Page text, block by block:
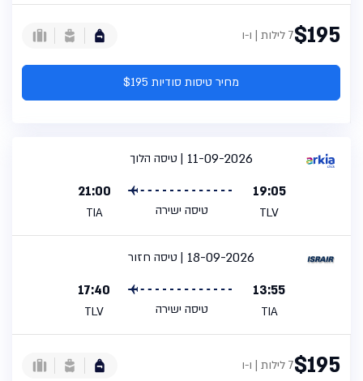
$1957 לילות | ו-ו
מחיר טיסות סודיות $195
טיסה הלוך
11-09-2026
19:05
TLV טיסה ישירה
21:00
TIA
טיסה חזור
18-09-2026
13:55
TIA טיסה ישירה
17:40
TLV
$1957 לילות | ו-ו